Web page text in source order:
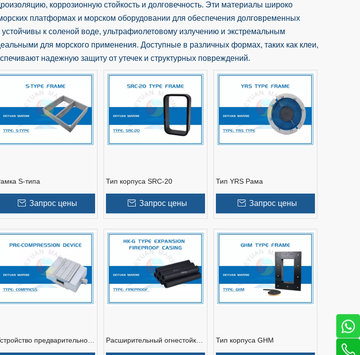
коррозионную стойкость и долговечность. Эти материалы широко
платформах и морском оборудовании для обеспечения долговременных
к соленой воде, ультрафиолетовому излучению и экстремальным
для морского применения. Доступные в различных формах, таких как клеи,
надежную защиту от утечек и структурных повреждений.
S-типа
Запрос цены
Тип корпуса SRC-20
Запрос цены
Тип YRS Рама
Запрос цены
предварительного
Расширительный огнестойкий
Тип корпуса GHM